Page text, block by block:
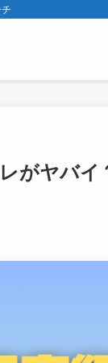
がヤバ